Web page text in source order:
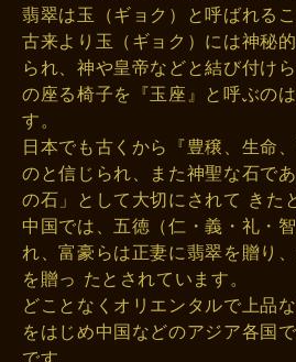
翡翠は玉（ギョク）と呼ばれる
古来より玉（ギョク）には神秘
られ、神や皇帝などと結び付け
の座る椅子を『玉座』と呼ぶの
す。
日本でも古くから『豊穣、生命
のと信じられ、また神聖な石で
の石」として大切にされて きた
中国では、五徳（仁・義・礼・
れ、富豪らは正妻に翡翠を贈り
を贈っ たとされています。
どことなくオリエンタルで上品
をはじめ中国などのアジア各国
です。